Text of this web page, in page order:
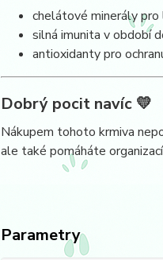
chelátové minerály
silná imunita v období
antioxidanty pro
Dobrý pocit navíc 💛
Nákupem tohoto krmiva
ale také pomáháte
Parametry